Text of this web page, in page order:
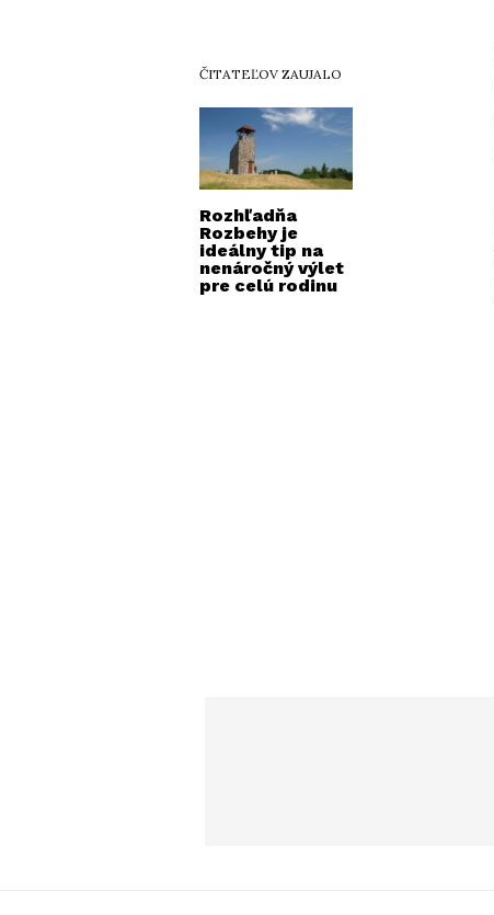
ČITATEĽOV ZAUJALO
Rozhľadňa
Rozbehy je
ideálny tip na
nenáročný výlet
pre celú rodinu